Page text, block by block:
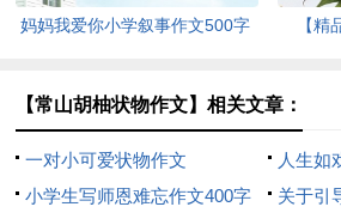
妈妈我爱你小学叙事作文500字 【
【常山胡柚状物作文】相关文章：
一对小可爱状物作文
人生如
小学生写师恩难忘作文400字
关于引